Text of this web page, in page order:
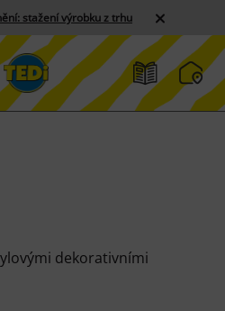
stažení výrobku z trhu
dekorativními